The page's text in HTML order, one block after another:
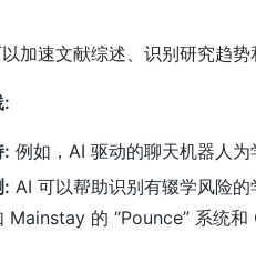
加速文献综述、识别研究趋
:
: 例如，AI 驱动的聊天机器人
: AI 可以帮助识别有辍学风险
Mainstay 的 “Pounce” 系统